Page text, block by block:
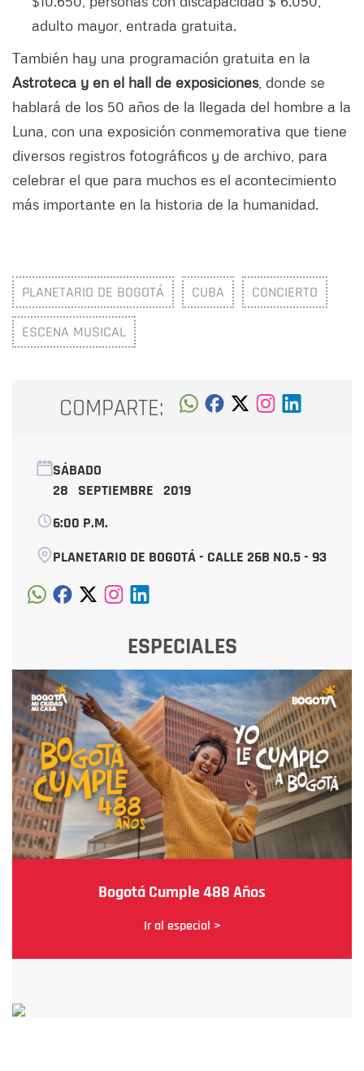
adulto mayor, entrada gratuita.
También hay una programación gratuita en la
Astroteca y en el hall de exposiciones, donde se
hablará de los 50 años de la llegada del hombre a la
Luna, con una exposición conmemorativa que tiene
diversos registros fotográficos y de archivo, para
celebrar el que para muchos es el acontecimiento
más importante en la historia de la humanidad.
PLANETARIO DE BOGOTÁ CUBA CONCIERTO
ESCENA MUSICAL
COMPARTE:
SÁBADO
28 SEPTIEMBRE 2019
6:00 P.M.
PLANETARIO DE BOGOTÁ - CALLE 26B NO.5 - 93
ESPECIALES
Bogotá Cumple 488 Años
Ir al especial >